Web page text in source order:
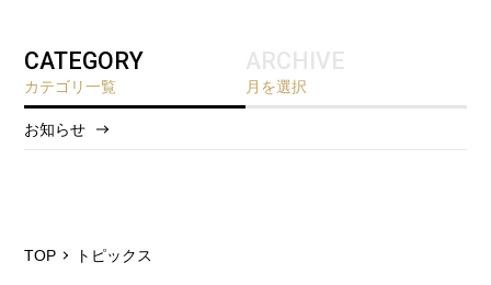
CATEGORY
カテゴリ一覧
お知らせ
ARCHIVE
月を選択
2026/2
TOP トピックス